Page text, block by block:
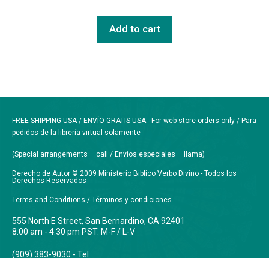
Add to cart
FREE SHIPPING USA / ENVÍO GRATIS USA - For web-store orders only / Para
pedidos de la librería virtual solamente
(Special arrangements – call / Envíos especiales – llama)
Derecho de Autor © 2009 Ministerio Biblico Verbo Divino - Todos los
Derechos Reservados
Terms and Conditions / Términos y condiciones
555 North E Street, San Bernardino, CA 92401
8:00 am - 4:30 pm PST. M-F / L-V
(909) 383-9030 - Tel